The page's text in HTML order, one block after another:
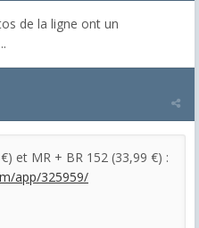
de la ligne ont un
et MR + BR 152 (33,99 €) :
app/325959/